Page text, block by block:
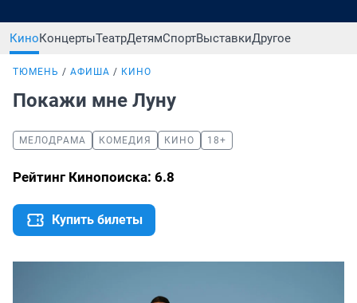
КиноКонцертыТеатрДетямСпортВыставкиДругое
ТЮМЕНЬ АФИША КИНО
Покажи мне Луну
МЕЛОДРАМА КОМЕДИЯ КИНО 18+
Рейтинг Кинопоиска: 6.8
Купить билеты